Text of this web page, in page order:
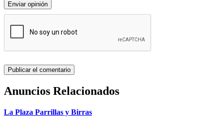
Enviar opinión
Anuncios Relacionados
La Plaza Parrillas y Birras